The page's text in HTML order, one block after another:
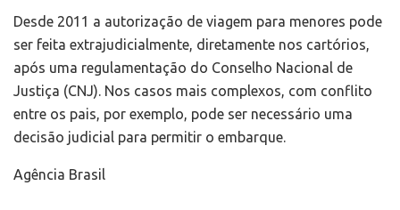
Desde 2011 a autorização de viagem para menores pode
ser feita extrajudicialmente, diretamente nos cartórios,
após uma regulamentação do Conselho Nacional de
Justiça (CNJ). Nos casos mais complexos, com conflito
entre os pais, por exemplo, pode ser necessário uma
decisão judicial para permitir o embarque.
Agência Brasil